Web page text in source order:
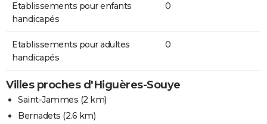
Etablissements pour enfants
handicapés
0
Etablissements pour adultes
handicapés
0
Villes proches d'Higuères-Souye
Saint-Jammes (2 km)
Bernadets (2.6 km)